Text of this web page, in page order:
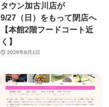
タウン加古川店が
9/27（日）をもって閉店へ
【本館2階フードコート近
く】
2026年8月1日